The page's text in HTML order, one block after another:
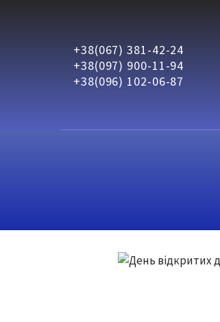
+38(067) 381-42-24
+38(097) 900-11-94
+38(096) 102-06-87